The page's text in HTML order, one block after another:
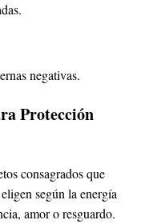
negativas.
Protección
consagrados que
según la energía
amor o resguardo.